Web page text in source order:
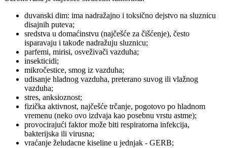
duvanski dim: ima nadražajno i toksično dejstvo na sluznicu
disajnih puteva;
sredstva u domaćinstvu (najčešće za čišćenje), često
isparavaju i takođe nadražuju sluznicu;
parfemi, mirisi, osveživači vazduha;
insekticidi;
mikročestice, smog iz vazduha;
udisanje hladnog vazduha, preterano suvog ili vlažnog
vazduha;
stres, anksioznost;
fizička aktivnost, najčešće trčanje, pogotovo po hladnom
vremenu (neko ovo izdvaja kao posebnu vrstu astme);
provocirajući faktor može biti respiratorna infekcija,
bakterijska ili virusna;
vraćanje želudacne kiseline u jednjak - GERB;